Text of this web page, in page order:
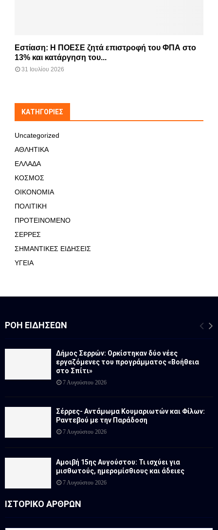
Εστίαση: Η ΠΟΕΣΕ ζητά επιστροφή του ΦΠΑ στο
13% και κατάργηση του...
31 Ιουλίου 2026
KΑΤΗΓΟΡΊΕΣ
Uncategorized
ΑΘΛΗΤΙΚΑ
ΕΛΛΑΔΑ
ΚΟΣΜΟΣ
ΟΙΚΟΝΟΜΙΑ
ΠΟΛΙΤΙΚΗ
ΠΡΟΤΕΙΝΟΜΕΝΟ
ΣΕΡΡΕΣ
ΣΗΜΑΝΤΙΚΕΣ ΕΙΔΗΣΕΙΣ
ΥΓΕΙΑ
ΡΟΉ ΕΙΔΉΣΕΩΝ
Δήμος Σερρών: Ορκίστηκαν δύο νέες
εργαζόμενες του προγράμματος «Βοήθεια
στο Σπίτι»
7 Αυγούστου 2026
Σέρρες- Αντάμωμα Κουμαριωτών και Φίλων:
Ραντεβού με την Παράδοση
7 Αυγούστου 2026
Αμοιβή 15ης Αυγούστου: Τι ισχύει για
μισθωτούς, ημερομίσθιους και άδειες
7 Αυγούστου 2026
ΙΣΤΟΡΙΚΟ ΑΡΘΡΩΝ